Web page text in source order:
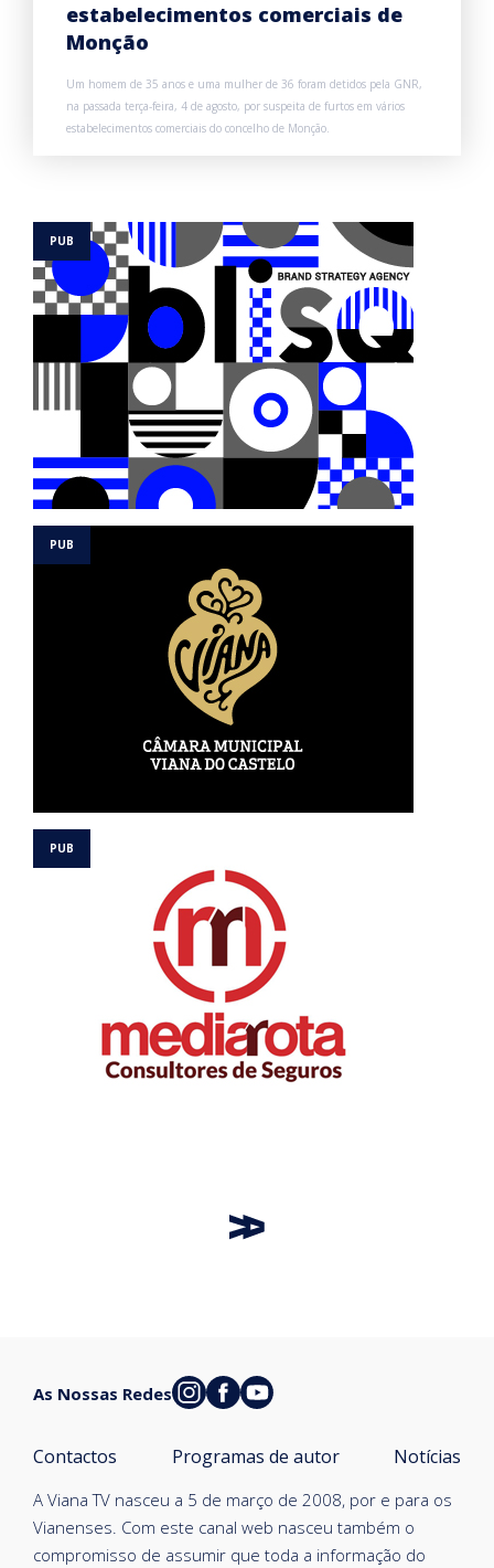
estabelecimentos comerciais de
Monção
Um homem de 35 anos e uma mulher de 36 foram detidos pela GNR,
na passada terça-feira, 4 de agosto, por suspeita de furtos em vários
estabelecimentos comerciais do concelho de Monção.
A Viana TV nasceu a 5 de março de 2008, por e para os
Vianenses. Com este canal web nasceu também o
compromisso de assumir que toda a informação do
Contactos Programas de autor Notícias
As Nossas Redes